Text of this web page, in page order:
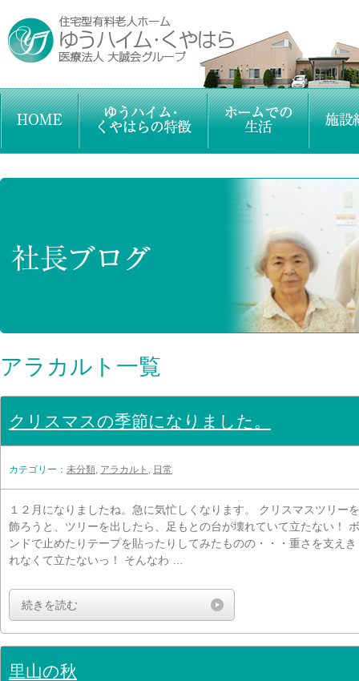
アラカルト一覧
クリスマスの季節になりました。
カテゴリー： 未分類, アラカルト , 日常
１２月になりましたね。急に気忙しくなります。 クリスマスツリーを
飾ろうと、ツリーを出したら、足もとの台が壊れていて立たない！ ボ
ンドで止めたりテープを貼ったりしてみたものの・・・重さを支えき
れなくて立たないっ！ そんなわ …
続きを読む
里山の秋